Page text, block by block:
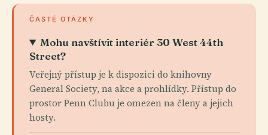
ČASTÉ OTÁZKY
Mohu navštívit interiér 30 West 44th
Street?
Veřejný přístup je k dispozici do knihovny
General Society, na akce a prohlídky. Přístup do
prostor Penn Clubu je omezen na členy a jejich
hosty.